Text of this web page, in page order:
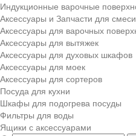
Индукционные варочные
Аксессуары и Запчасти для
Аксессуары для варочных
Аксессуары для вытяжек
Аксессуары для духовых шкафов
Аксессуары для моек
Аксессуары для сортеров
Посуда для кухни
Шкафы для подогрева посуды
Фильтры для воды
Ящики с аксессуарами